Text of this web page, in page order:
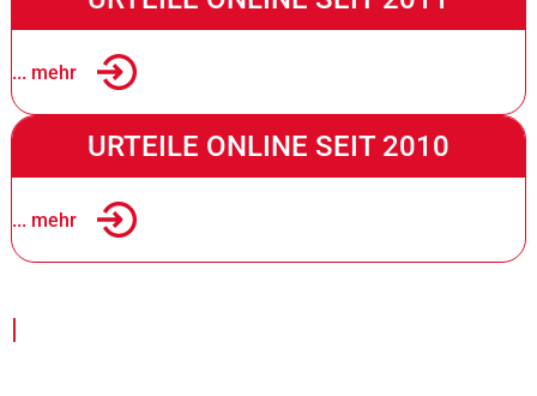
... mehr
URTEILE ONLINE SEIT 2010
... mehr
|